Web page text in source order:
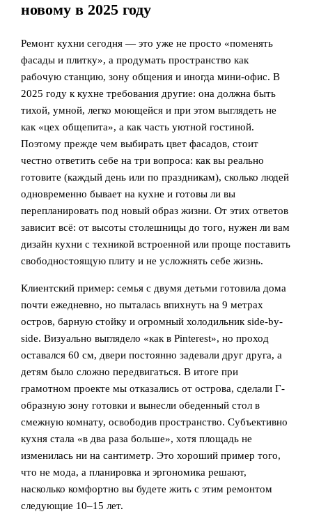
новому в 2025 году
Ремонт кухни сегодня — это уже не просто «поменять
фасады и плитку», а продумать пространство как
рабочую станцию, зону общения и иногда мини-офис. В
2025 году к кухне требования другие: она должна быть
тихой, умной, легко моющейся и при этом выглядеть не
как «цех общепита», а как часть уютной гостиной.
Поэтому прежде чем выбирать цвет фасадов, стоит
честно ответить себе на три вопроса: как вы реально
готовите (каждый день или по праздникам), сколько людей
одновременно бывает на кухне и готовы ли вы
перепланировать под новый образ жизни. От этих ответов
зависит всё: от высоты столешницы до того, нужен ли вам
дизайн кухни с техникой встроенной или проще поставить
свободностоящую плиту и не усложнять себе жизнь.
Клиентский пример: семья с двумя детьми готовила дома
почти ежедневно, но пыталась впихнуть на 9 метрах
остров, барную стойку и огромный холодильник side-by-
side. Визуально выглядело «как в Pinterest», но проход
оставался 60 см, двери постоянно задевали друг друга, а
детям было сложно передвигаться. В итоге при
грамотном проекте мы отказались от острова, сделали Г-
образную зону готовки и вынесли обеденный стол в
смежную комнату, освободив пространство. Субъективно
кухня стала «в два раза больше», хотя площадь не
изменилась ни на сантиметр. Это хороший пример того,
что не мода, а планировка и эргономика решают,
насколько комфортно вы будете жить с этим ремонтом
следующие 10–15 лет.